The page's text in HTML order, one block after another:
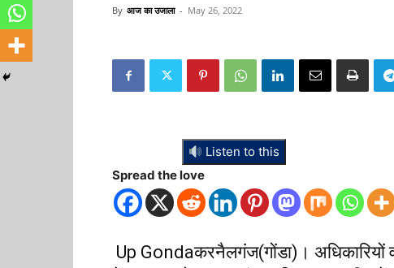
By आज का उजाला - May 26, 2022
Listen to this
Spread the love
Up Gondaकरनैलगंज(गोंडा)। अधिकारियों व